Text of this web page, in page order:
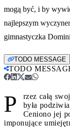
mogą być, i by
najlepszym
gimnastyczka
TODO MESSAGE
TODO
P
rzez całą
była
Ceniono jej
imponujące